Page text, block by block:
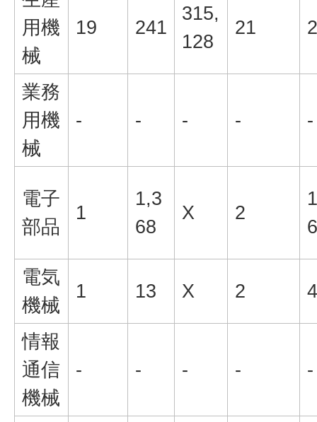
用機
械
19 241
315,
128
21
業務
用機
械
- - - - -
電子
部品
1
1,3
68
X 2
電気
機械
1 13 X 2
情報
通信
機械
- - - - -